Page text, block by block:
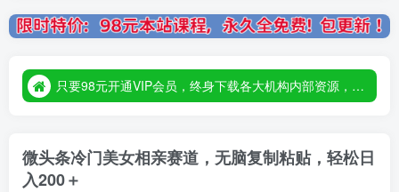
只要98元开通VIP会员，终身下载各大机构内部资源，一站式草根创业基地，最新最强网赚教程大全，小投入，大回报！
只要98元开通VIP会员，终身下载各大机构内部资源，一站式草根创业基地，最新最强网赚教程大全，小投入，大回报！
微头条冷门美女相亲赛道，无脑复制粘贴，轻松日
入200＋